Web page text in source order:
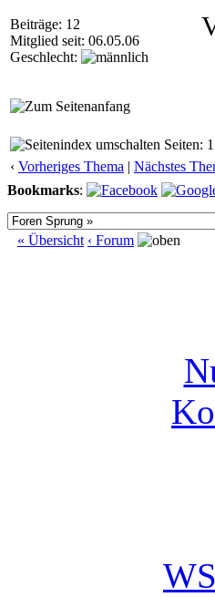
Beiträge: 12
Mitglied seit: 06.05.06
Geschlecht:
Seiten: 1
‹ Vorheriges Thema | Nächstes
Bookmarks:
« Übersicht ‹ Forum